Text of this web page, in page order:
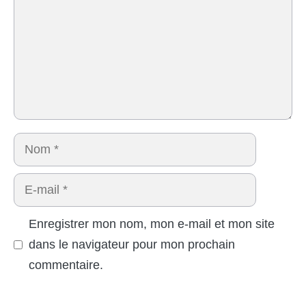
Nom
E-
mail
Enregistrer mon nom, mon e-mail et mon site
dans le navigateur pour mon prochain
commentaire.